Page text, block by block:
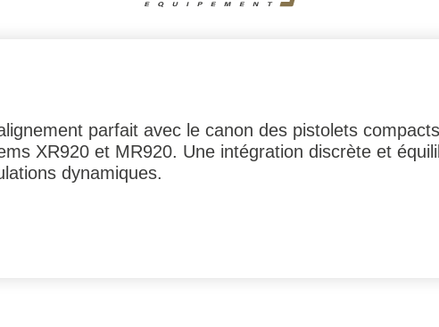
parfait avec le canon des pistolets
XR920 et MR920. Une intégration discrète et
dynamiques.